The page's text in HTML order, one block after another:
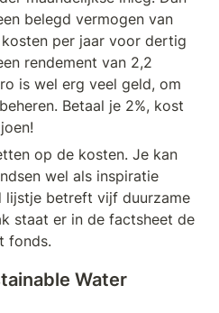
belegd vermogen van
per jaar voor dertig
rendement van 2,2
is wel erg veel geld, om
Betaal je 2%, kost
op de kosten. Je kan
wel als inspiratie
lijstje betreft vijf duurzame
staat er in de factsheet de
fonds.
Water